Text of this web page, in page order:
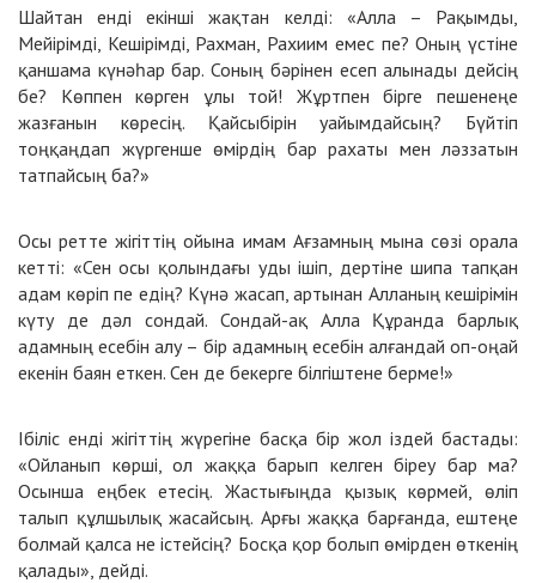
Шайтан енді екінші жақтан келді: «Алла – Рақымды,
Мейірімді, Кешірімді, Рахман, Рахиим емес пе? Оның үстіне
қаншама күнәһар бар. Соның бәрінен есеп алынады дейсің
бе? Көппен көрген ұлы той! Жұртпен бірге пешенеңе
жазғанын көресің. Қайсыбірін уайымдайсың? Бүйтіп
тоңқаңдап жүргенше өмірдің бар рахаты мен ләззатын
татпайсың ба?»
Осы ретте жігіттің ойына имам Ағзамның мына сөзі орала
кетті: «Сен осы қолындағы уды ішіп, дертіне шипа тапқан
адам көріп пе едің? Күнә жасап, артынан Алланың кешірімін
күту де дәл сондай. Сондай-ақ Алла Құранда барлық
адамның есебін алу – бір адамның есебін алғандай оп-оңай
екенін баян еткен. Сен де бекерге білгіштене берме!»
Ібіліс енді жігіттің жүрегіне басқа бір жол іздей бастады:
«Ойланып көрші, ол жаққа барып келген біреу бар ма?
Осынша еңбек етесің. Жастығыңда қызық көрмей, өліп
талып құлшылық жасайсың. Арғы жаққа барғанда, ештеңе
болмай қалса не істейсің? Босқа қор болып өмірден өткенің
қалады», дейді.